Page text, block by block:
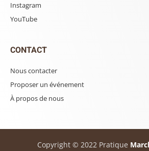
Instagram
YouTube
CONTACT
Nous contacter
Proposer un événement
À propos de nous
Copyright © 2022 Pratique